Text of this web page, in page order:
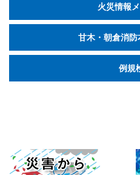
火災情報
甘木・朝倉消
例規